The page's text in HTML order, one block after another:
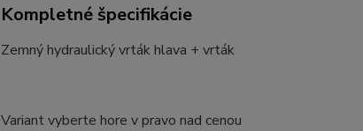
Kompletné špecifikácie
Zemný hydraulický vrták hlava + vrták
Variant vyberte hore v pravo nad cenou